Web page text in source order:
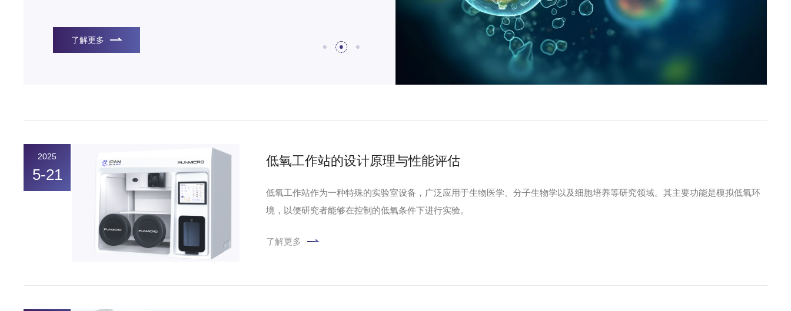
了解更多
2025
5-21
低氧工作站的设计原理与性能评估
低氧工作站作为一种特殊的实验室设备，广泛应用于生物医学、分子生物学以及细胞培养等研究领域。其主要功能是模拟低氧环
境，以便研究者能够在控制的低氧条件下进行实验。
了解更多